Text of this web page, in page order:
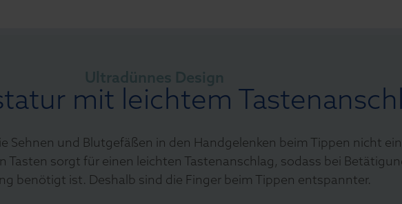
Ultradünnes Design
mit leichtem
Sehnen und Blutgefäßen in den Handgelenken beim Tippen nicht
Tasten sorgt für einen leichten Tastenanschlag, sodass bei
benötigt ist. Deshalb sind die Finger beim Tippen entspannter.